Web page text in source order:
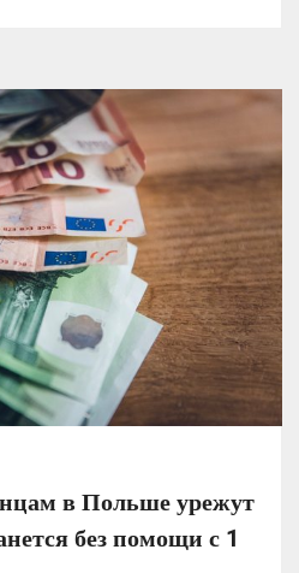
в Польше урежут
без помощи с 1